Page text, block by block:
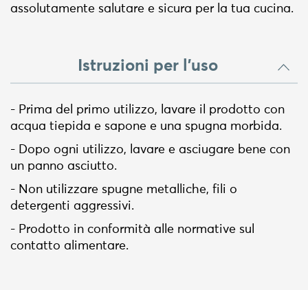
assolutamente salutare e sicura per la tua cucina.
Istruzioni per l'uso
- Prima del primo utilizzo, lavare il prodotto con
acqua tiepida e sapone e una spugna morbida.
- Dopo ogni utilizzo, lavare e asciugare bene con
un panno asciutto.
- Non utilizzare spugne metalliche, fili o
detergenti aggressivi.
- Prodotto in conformità alle normative sul
contatto alimentare.